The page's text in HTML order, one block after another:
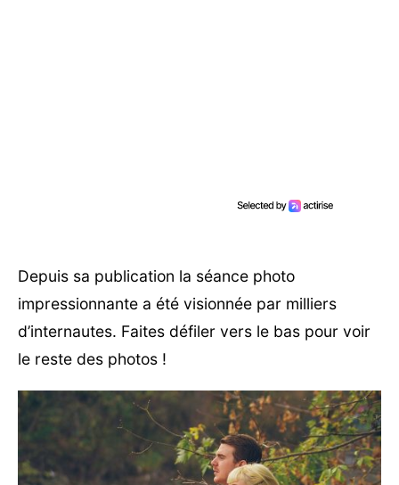
Depuis sa publication la séance photo
impressionnante a été visionnée par milliers
d’internautes. Faites défiler vers le bas pour voir
le reste des photos !